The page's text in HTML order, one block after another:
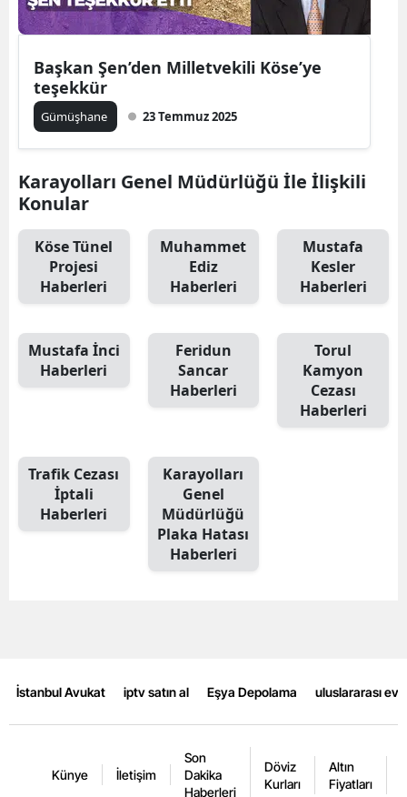
Başkan Şen’den Milletvekili Köse’ye
teşekkür
Gümüşhane 23 Temmuz 2025
Karayolları Genel Müdürlüğü İle İlişkili
Konular
Köse Tünel
Projesi
Haberleri
Muhammet
Ediz
Haberleri
Mustafa
Kesler
Haberleri
Mustafa İnci
Haberleri
Feridun
Sancar
Haberleri
Torul
Kamyon
Cezası
Haberleri
Trafik Cezası
İptali
Haberleri
Karayolları
Genel
Müdürlüğü
Plaka Hatası
Haberleri
İstanbul Avukat iptv satın al Eşya Depolama uluslararası
Künye İletişim
Son
Dakika
Haberleri
Döviz
Kurları
Altın
Fiyatları